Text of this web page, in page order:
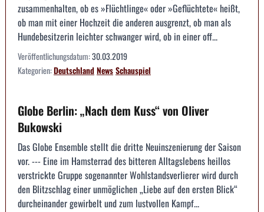
zusammenhalten, ob es »Flüchtlinge« oder »Geflüchtete« heißt,
ob man mit einer Hochzeit die anderen ausgrenzt, ob man als
Hundebesitzerin leichter schwanger wird, ob in einer off...
Veröffentlichungsdatum:30.03.2019
Kategorien:DeutschlandNewsSchauspiel
Globe Berlin: „Nach dem Kuss“ von Oliver
Bukowski
Das Globe Ensemble stellt die dritte Neuinszenierung der Saison
vor. --- Eine im Hamsterrad des bitteren Alltagslebens heillos
verstrickte Gruppe sogenannter Wohlstandsverlierer wird durch
den Blitzschlag einer unmöglichen „Liebe auf den ersten Blick“
durcheinander gewirbelt und zum lustvollen Kampf...